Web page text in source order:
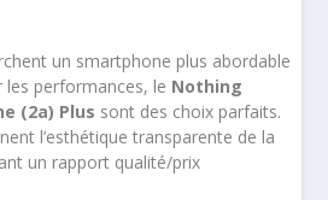
un smartphone plus abordable
performances, le Nothing
(2a) Plus sont des choix parfaits.
l’esthétique transparente de la
un rapport qualité/prix